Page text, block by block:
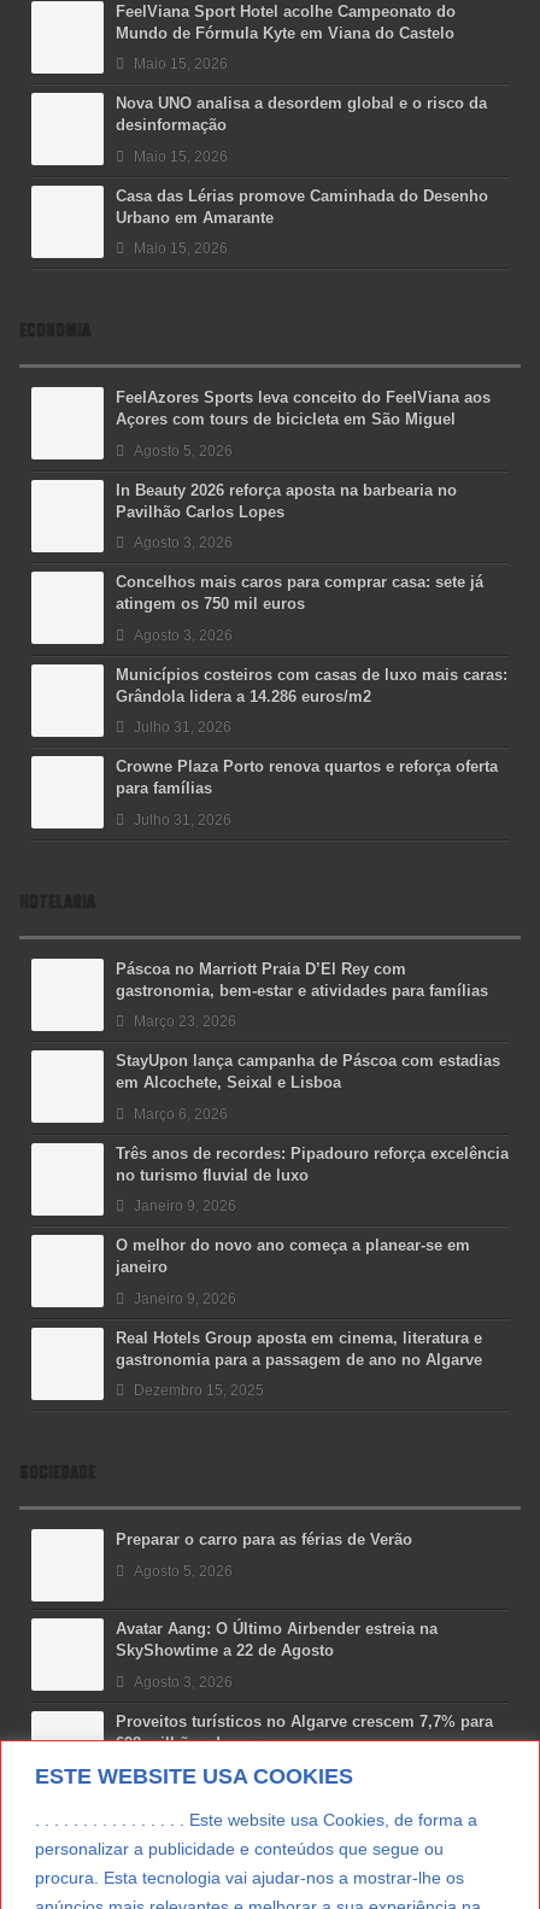
ESTE WEBSITE USA COOKIES
. . . . . . . . . . . . . . . . Este website usa Cookies, de forma a
personalizar a publicidade e conteúdos que segue ou
procura. Esta tecnologia vai ajudar-nos a mostrar-lhe os
FeelViana Sport Hotel acolhe Campeonato do
Mundo de Fórmula Kyte em Viana do Castelo
Maio 15, 2026
Nova UNO analisa a desordem global e o risco da
desinformação
Maio 15, 2026
Casa das Lérias promove Caminhada do Desenho
Urbano em Amarante
Maio 15, 2026
ECONOMIA
FeelAzores Sports leva conceito do FeelViana aos
Açores com tours de bicicleta em São Miguel
Agosto 5, 2026
In Beauty 2026 reforça aposta na barbearia no
Pavilhão Carlos Lopes
Agosto 3, 2026
Concelhos mais caros para comprar casa: sete já
atingem os 750 mil euros
Agosto 3, 2026
Municípios costeiros com casas de luxo mais caras:
Grândola lidera a 14.286 euros/m2
Julho 31, 2026
Crowne Plaza Porto renova quartos e reforça oferta
para famílias
Julho 31, 2026
HOTELARIA
Páscoa no Marriott Praia D’El Rey com
gastronomia, bem-estar e atividades para famílias
Março 23, 2026
StayUpon lança campanha de Páscoa com estadias
em Alcochete, Seixal e Lisboa
Março 6, 2026
Três anos de recordes: Pipadouro reforça excelência
no turismo fluvial de luxo
Janeiro 9, 2026
O melhor do novo ano começa a planear-se em
janeiro
Janeiro 9, 2026
Real Hotels Group aposta em cinema, literatura e
gastronomia para a passagem de ano no Algarve
Dezembro 15, 2025
SOCIEDADE
Preparar o carro para as férias de Verão
Agosto 5, 2026
Avatar Aang: O Último Airbender estreia na
SkyShowtime a 22 de Agosto
Agosto 3, 2026
Proveitos turísticos no Algarve crescem 7,7% para
698 milhões de euros
Julho 31, 2026
Costa Boal Branco 2025: nova colheita reforça